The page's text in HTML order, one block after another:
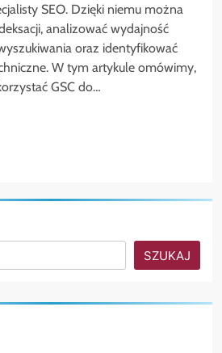
SEO. Dzięki niemu można
analizować wydajność
oraz identyfikować
W tym artykule omówimy,
GSC do…
SZUKAJ